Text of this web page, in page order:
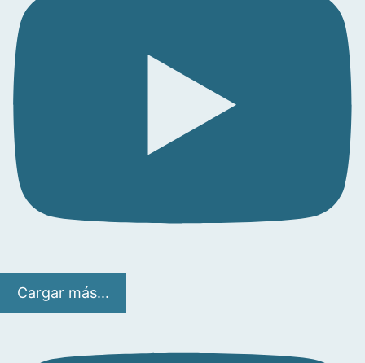
Cargar más...